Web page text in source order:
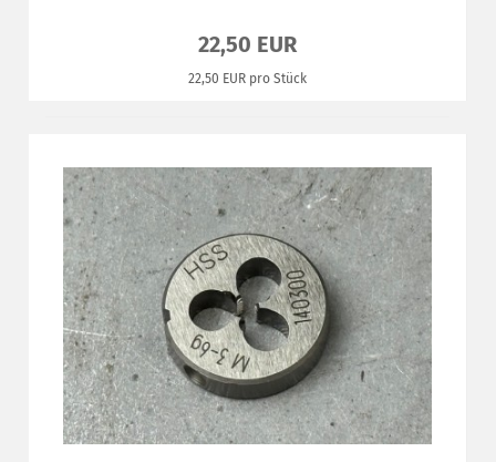
22,50 EUR
22,50 EUR pro Stück